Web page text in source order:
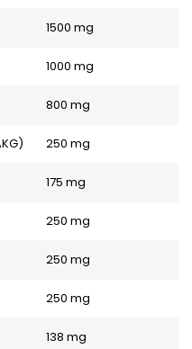
1500 mg
1000 mg
800 mg
250 mg
175 mg
250 mg
250 mg
250 mg
138 mg